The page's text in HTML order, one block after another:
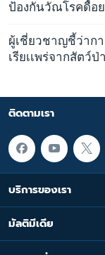
ป้องกันวัณโรคดื้อ
ผู้เชี่ยวชาญชี้ว่าก
เรียเเพร่จากสัตว์
ติดตามเรา
บริการของเรา
มัลติมีเดีย